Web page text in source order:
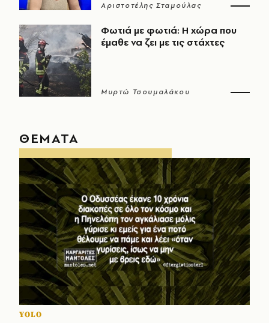
Αριστοτέλης Σταμούλας
Φωτιά με φωτιά: Η χώρα που
έμαθε να ζει με τις στάχτες
Μυρτώ Τσουμαλάκου
ΘΕΜΑΤΑ
YOLO